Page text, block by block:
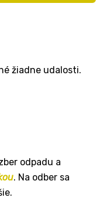
žiadne udalosti.
odpadu a
. Na odber sa